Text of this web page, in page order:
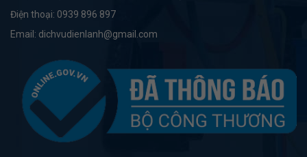
Điện thoại: 0939 896 897
Email: dichvudienlanh@gmail.com